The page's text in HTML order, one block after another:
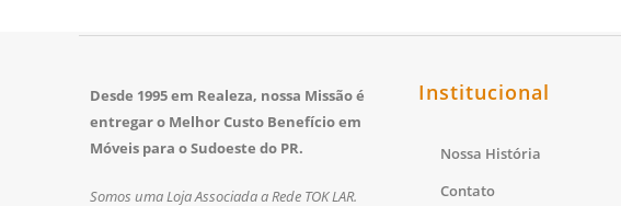
Desde 1995 em Realeza, nossa Missão é
entregar o Melhor Custo Benefício em
Móveis para o Sudoeste do PR.
Somos uma Loja Associada a Rede TOK LAR.
Institucional
Nossa História
Contato